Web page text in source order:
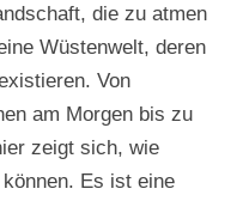
die zu atmen
Wüstenwelt, deren
Von
am Morgen bis zu
zeigt sich, wie
Es ist eine